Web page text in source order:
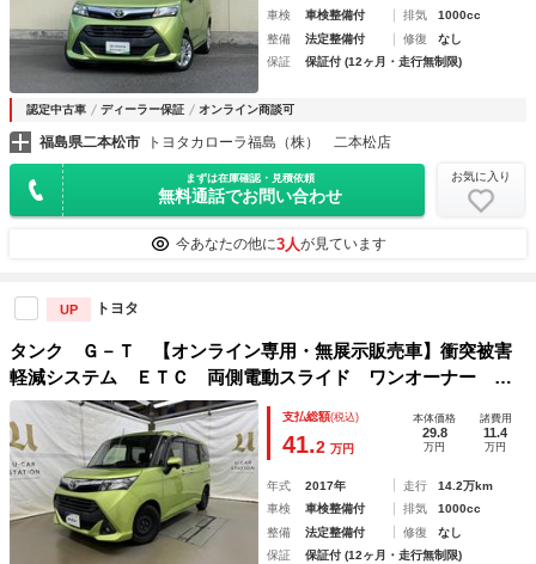
車検
車検整備付 排気
1000cc
整備
法定整備付 修復
なし
保証
保証付 (12ヶ月・走行無制限)
認定中古車 ディーラー保証 オンライン商談可
福島県二本松市 トヨタカローラ福島（株） 二本松店
まずは在庫確認・見積依頼
無料通話でお問い合わせ
お気に入り
今あなたの他に3人が見ています
UP トヨタ
タンク Ｇ－Ｔ 【オンライン専用・無展示販売車】衝突被害
軽減システム ＥＴＣ 両側電動スライド ワンオーナー ア
イドリングストップ スマートキー ロングラン保証
支払総額(税込)
41.2 万円
本体価格
29.8
万円
諸費用
11.4
万円
年式 2017年 走行
14.2万km
車検
車検整備付 排気
1000cc
整備
法定整備付 修復
なし
保証
保証付 (12ヶ月・走行無制限)